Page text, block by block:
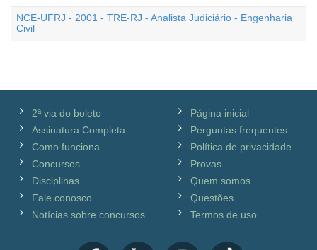
NCE-UFRJ - 2001 - TRE-RJ - Analista Judiciário - Engenharia
Civil
2ª via do boleto
Assinatura Completa
Como funciona
Concursos
Disciplinas
Fale conosco
Notícias sobre concursos
Página inicial
Perguntas frequentes
Política de privacidade
Provas
Quem somos
Questões
Termos de uso